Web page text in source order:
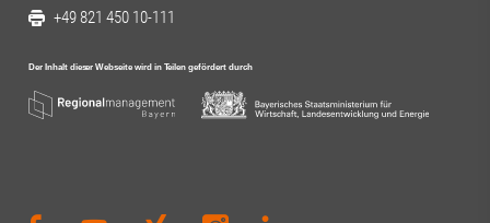
+49 821 450 10-111